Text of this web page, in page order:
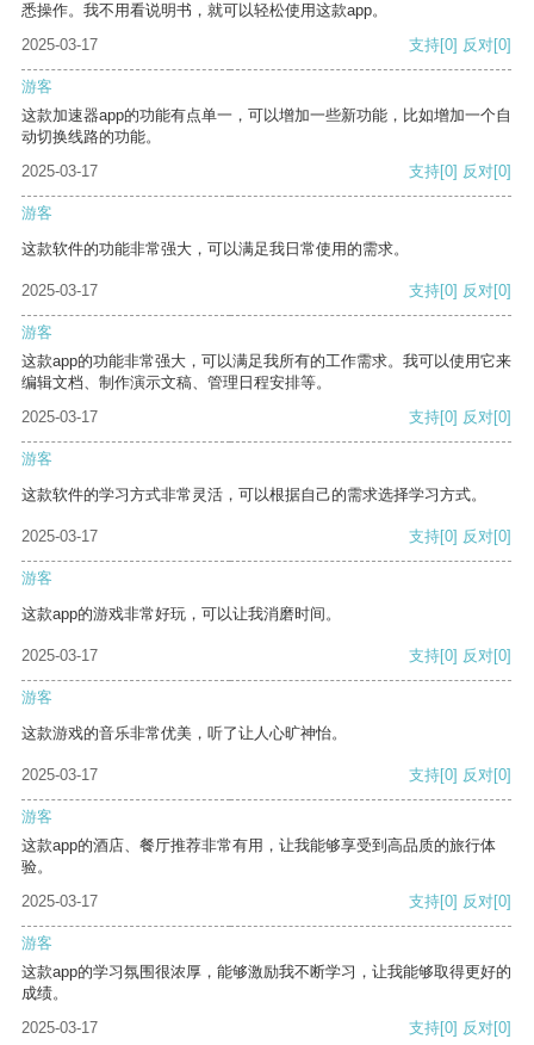
悉操作。我不用看说明书，就可以轻松使用这款app。
2025-03-17
支持[0] 反对[0]
游客
这款加速器app的功能有点单一，可以增加一些新功能，比如增加一个自
动切换线路的功能。
2025-03-17
支持[0] 反对[0]
游客
这款软件的功能非常强大，可以满足我日常使用的需求。
2025-03-17 支持[0] 反对[0]
游客
这款app的功能非常强大，可以满足我所有的工作需求。我可以使用它来
编辑文档、制作演示文稿、管理日程安排等。
2025-03-17
支持[0] 反对[0]
游客
这款软件的学习方式非常灵活，可以根据自己的需求选择学习方式。
2025-03-17 支持[0] 反对[0]
游客
这款app的游戏非常好玩，可以让我消磨时间。
2025-03-17 支持[0] 反对[0]
游客
这款游戏的音乐非常优美，听了让人心旷神怡。
2025-03-17 支持[0] 反对[0]
游客
这款app的酒店、餐厅推荐非常有用，让我能够享受到高品质的旅行体
验。
2025-03-17
支持[0] 反对[0]
游客
这款app的学习氛围很浓厚，能够激励我不断学习，让我能够取得更好的
成绩。
2025-03-17
支持[0] 反对[0]